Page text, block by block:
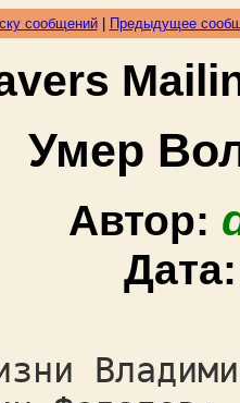
сообщений| Предыдущее
Умер
Автор: